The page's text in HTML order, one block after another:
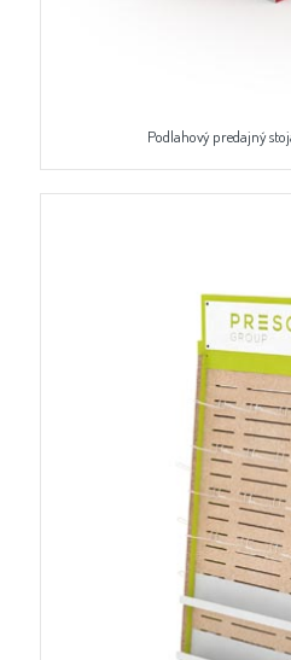
Podlahový predajný